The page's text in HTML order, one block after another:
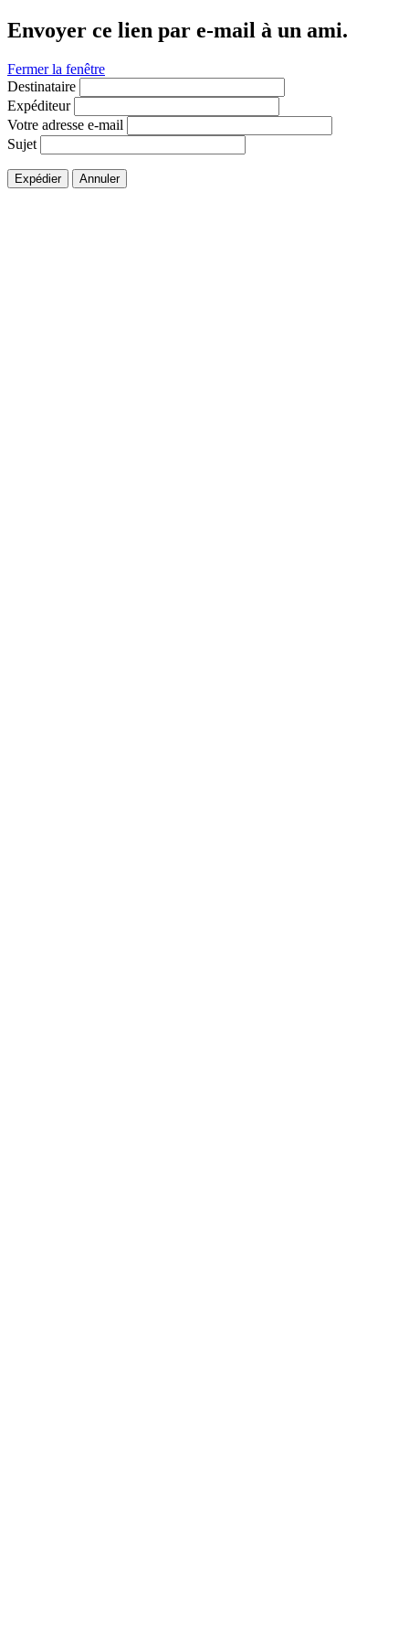
Envoyer ce lien par e-mail à un ami.
Fermer la fenêtre
Destinataire
Expéditeur
Votre adresse e-mail
Sujet
Expédier Annuler